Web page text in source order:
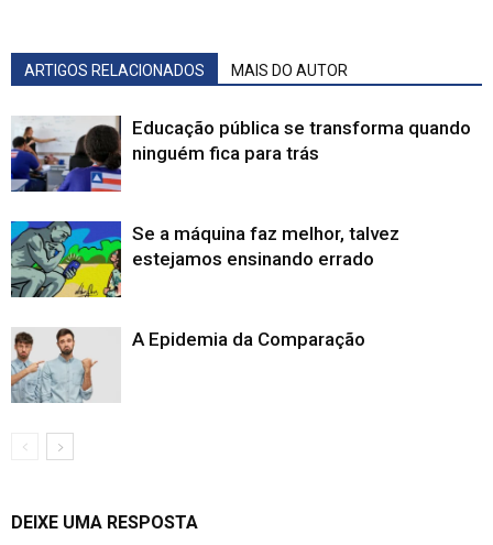
ARTIGOS RELACIONADOS MAIS DO AUTOR
Educação pública se transforma quando
ninguém fica para trás
Se a máquina faz melhor, talvez
estejamos ensinando errado
A Epidemia da Comparação
DEIXE UMA RESPOSTA